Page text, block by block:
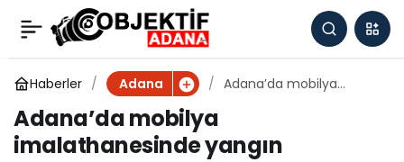
Haberler Adana
Adana’da mobilya
Adana’da mobilya
imalathanesinde yangın
Adana’da mobilya
imalathanesinde
yangın